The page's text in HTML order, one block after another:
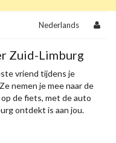
Nederlands
Zuid-Limburg
vriend tijdens je
nemen je mee naar de
de fiets, met de auto
ontdekt is aan jou.